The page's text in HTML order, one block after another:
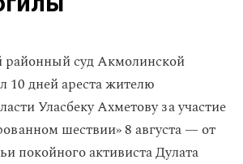
районный суд Акмолинской
10 дней ареста жителю
Уласбеку Ахметову за участие
шествии» 8 августа — от
покойного активиста Дулата